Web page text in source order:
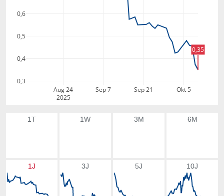
Aug 24
2025
Sep 7 Sep 21 Okt 5
0,3
0,4
0,5
0,6
0,35
1T 1W 3M 6M
1J 3J 5J 10J